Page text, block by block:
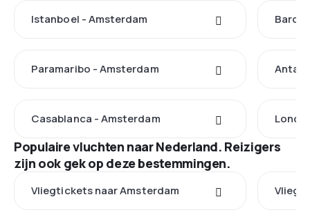
Istanboel - Amsterdam
Paramaribo - Amsterdam
Casablanca - Amsterdam
Populaire vluchten naar Nederland. Reizigers
zijn ook gek op deze bestemmingen.
Vliegtickets naar Amsterdam